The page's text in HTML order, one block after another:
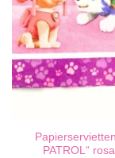
PATROL“